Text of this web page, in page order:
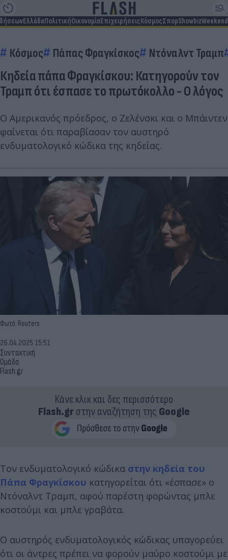
ΕλλάδαΠολιτικήΟικονομίαΕπιχειρήσειςΚόσμοςΣπορShowbizWeekend
Κόσμος Πάπας Φραγκίσκος Ντόναλντ Τραμπ
Κηδεία πάπα Φραγκίσκου: Κατηγορούν τον
Τραμπ ότι έσπασε το πρωτόκολλο - Ο λόγος
Ο Αμερικανός πρόεδρος, ο Ζελένσκι και ο Μπάιντεν
φαίνεται ότι παραβίασαν τον αυστηρό
ενδυματολογικό κώδικα της κηδείας.
Φωτό: Reuters
Συντακτική
Ομάδα
Flash.gr
26.04.2025 15:51
Κάνε κλικ και δες περισσότερο
Flash.grστην αναζήτηση της Google
Τον ενδυματολογικό κώδικα στην κηδεία του
Πάπα Φραγκίσκου κατηγορείται ότι «έσπασε» ο
Ντόναλντ Τραμπ, αφού παρέστη φορώντας μπλε
κοστούμι και μπλε γραβάτα.
Ο αυστηρός ενδυματολογικός κώδικας υπαγορεύει
ότι οι άντρες πρέπει να φορούν μαύρο κοστούμι με